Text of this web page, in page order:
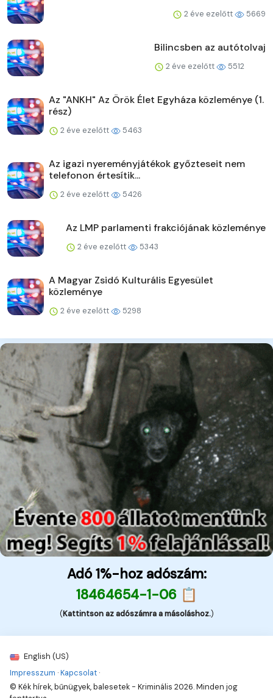
2 éve ezelőtt 5669
Bilincsben az autótolvaj
2 éve ezelőtt 5512
Az "ANKH" Az Örök Élet Egyháza közleménye (1.
rész)
2 éve ezelőtt 5463
Az igazi nyereményjátékok győzteseit nem
telefonon értesítik...
2 éve ezelőtt 5426
Az LMP parlamenti frakciójának közleménye
2 éve ezelőtt 5343
A Magyar Zsidó Kulturális Egyesület
közleménye
2 éve ezelőtt 5298
Adó 1%-hoz adószám:
18464654-1-06 📋
(Kattintson az adószámra a másoláshoz.)
English (US)
Impresszum ·Kapcsolat ·
© Kék hírek, bűnügyek, balesetek - Kriminális 2026. Minden jog